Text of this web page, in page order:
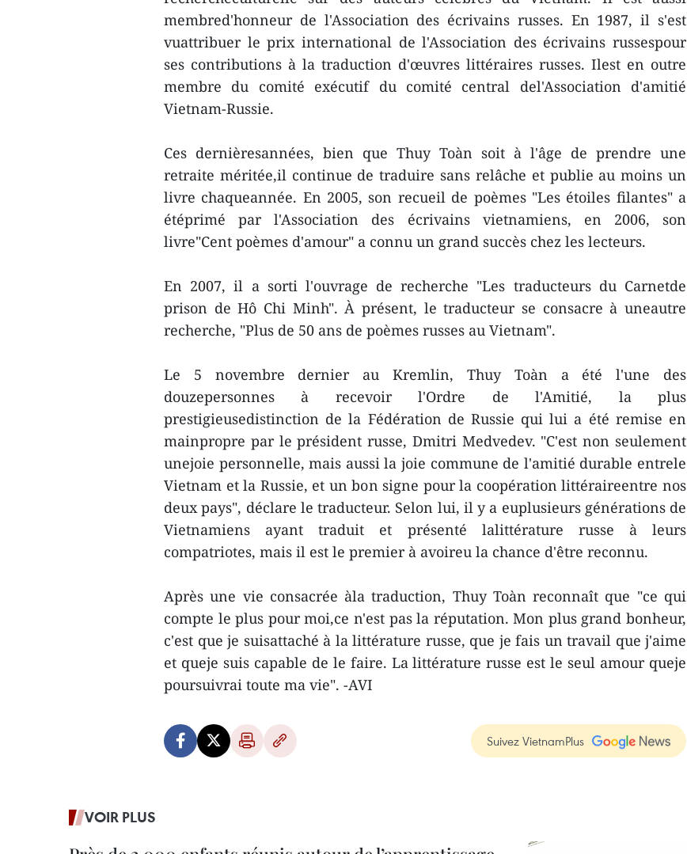
membred'honneur de l'Association des écrivains russes. En 1987, il s'est
vuattribuer le prix international de l'Association des écrivains russespour
ses contributions à la traduction d'œuvres littéraires russes. Ilest en outre
membre du comité exécutif du comité central del'Association d'amitié
Vietnam-Russie.
Ces dernièresannées, bien que Thuy Toàn soit à l'âge de prendre une
retraite méritée,il continue de traduire sans relâche et publie au moins un
livre chaqueannée. En 2005, son recueil de poèmes "Les étoiles filantes" a
étéprimé par l'Association des écrivains vietnamiens, en 2006, son
livre"Cent poèmes d'amour" a connu un grand succès chez les lecteurs.
En 2007, il a sorti l'ouvrage de recherche "Les traducteurs du Carnetde
prison de Hô Chi Minh". À présent, le traducteur se consacre à uneautre
recherche, "Plus de 50 ans de poèmes russes au Vietnam".
Le 5 novembre dernier au Kremlin, Thuy Toàn a été l'une des
douzepersonnes à recevoir l'Ordre de l'Amitié, la plus
prestigieusedistinction de la Fédération de Russie qui lui a été remise en
mainpropre par le président russe, Dmitri Medvedev. "C'est non seulement
unejoie personnelle, mais aussi la joie commune de l'amitié durable entrele
Vietnam et la Russie, et un bon signe pour la coopération littéraireentre nos
deux pays", déclare le traducteur. Selon lui, il y a euplusieurs générations de
Vietnamiens ayant traduit et présenté lalittérature russe à leurs
compatriotes, mais il est le premier à avoireu la chance d'être reconnu.
Après une vie consacrée àla traduction, Thuy Toàn reconnaît que "ce qui
compte le plus pour moi,ce n'est pas la réputation. Mon plus grand bonheur,
c'est que je suisattaché à la littérature russe, que je fais un travail que j'aime
et queje suis capable de le faire. La littérature russe est le seul amour queje
poursuivrai toute ma vie". -AVI
Suivez VietnamPlus
VOIR PLUS